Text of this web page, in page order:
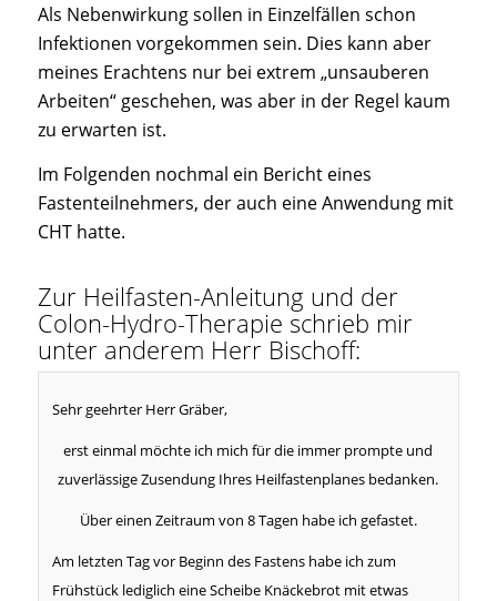
Als Nebenwirkung sollen in Einzelfällen schon
Infektionen vorgekommen sein. Dies kann aber
meines Erachtens nur bei extrem „unsauberen
Arbeiten“ geschehen, was aber in der Regel kaum
zu erwarten ist.
Im Folgenden nochmal ein Bericht eines
Fastenteilnehmers, der auch eine Anwendung mit
CHT hatte.
Zur Heilfasten-Anleitung und der
Colon-Hydro-Therapie schrieb mir
unter anderem Herr Bischoff:
Sehr geehrter Herr Gräber,
erst einmal möchte ich mich für die immer prompte und
zuverlässige Zusendung Ihres Heilfastenplanes bedanken.
Über einen Zeitraum von 8 Tagen habe ich gefastet.
Am letzten Tag vor Beginn des Fastens habe ich zum
Frühstück lediglich eine Scheibe Knäckebrot mit etwas